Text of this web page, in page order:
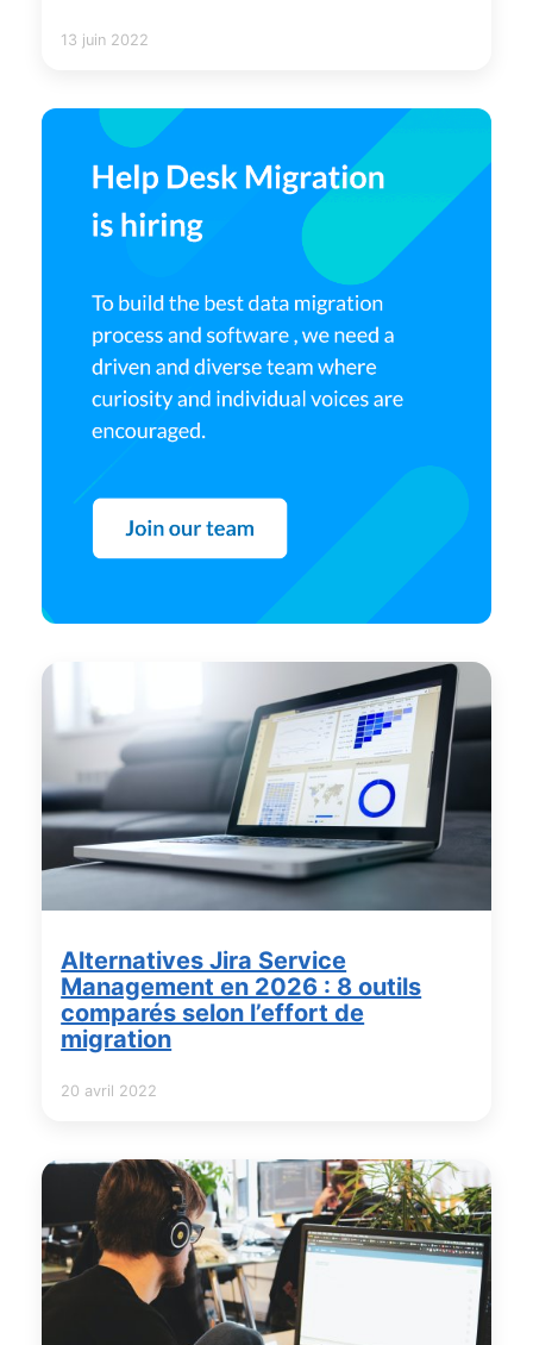
13 juin 2022
Alternatives Jira Service
Management en 2026 : 8 outils
comparés selon l’effort de
migration
20 avril 2022